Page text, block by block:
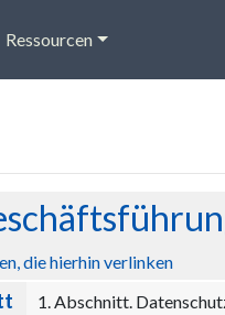
Ressourcen
die hierhin verlinken
1. Abschnitt.